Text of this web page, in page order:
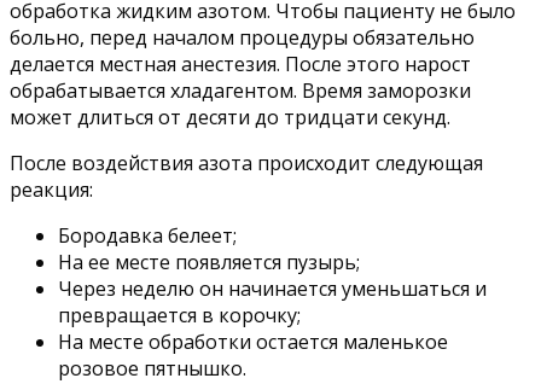
обработка жидким азотом. Чтобы пациенту не было
больно, перед началом процедуры обязательно
делается местная анестезия. После этого нарост
обрабатывается хладагентом. Время заморозки
может длиться от десяти до тридцати секунд.
После воздействия азота происходит следующая
реакция:
Бородавка белеет;
На ее месте появляется пузырь;
Через неделю он начинается уменьшаться и
превращается в корочку;
На месте обработки остается маленькое
розовое пятнышко.